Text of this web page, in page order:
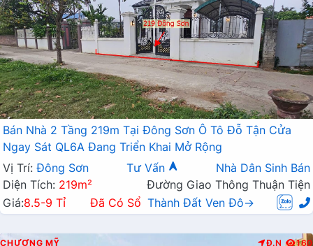
Bán Nhà 2 Tầng 219m Tại Đông Sơn Ô Tô Đỗ Tận Cửa
Ngay Sát QL6A Đang Triển Khai Mở Rộng
Vị Trí: Đông Sơn Tư Vấn
Nhà Dân Sinh Bán
Diện Tích: 219m²
Đường Giao Thông Thuận Tiện
Giá:8.5-9 Tỉ Đã Có Sổ Thành Đất Ven Đô→
CHƯƠNG MỸ Đ.N 160